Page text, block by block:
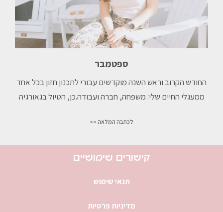
ספטמבר
החודש הקרוב וראש השנה מוקדשים עבורי לתכנון חזון בכל אחד
ממעגלי החיים שלי: משפחה, חברה ועבודה.כן, הטיול בגאורגיה
לכתבה המלאה >>
קישורים שימושיים
תנאי שימוש
מדיניות פרטיות